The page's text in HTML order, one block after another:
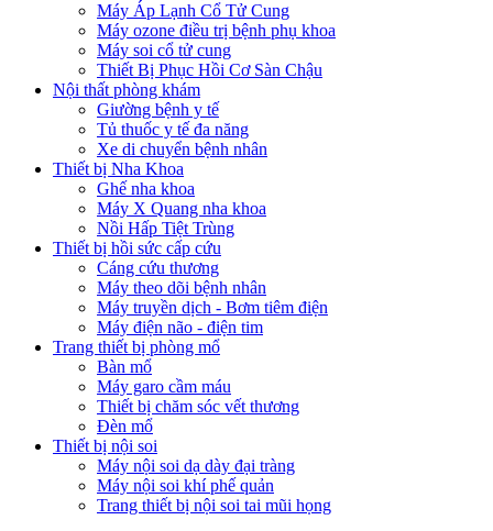
Máy Áp Lạnh Cổ Tử Cung
Máy ozone điều trị bệnh phụ khoa
Máy soi cổ tử cung
Thiết Bị Phục Hồi Cơ Sàn Chậu
Nội thất phòng khám
Giường bệnh y tế
Tủ thuốc y tế đa năng
Xe di chuyển bệnh nhân
Thiết bị Nha Khoa
Ghế nha khoa
Máy X Quang nha khoa
Nồi Hấp Tiệt Trùng
Thiết bị hồi sức cấp cứu
Cáng cứu thương
Máy theo dõi bệnh nhân
Máy truyền dịch - Bơm tiêm điện
Máy điện não - điện tim
Trang thiết bị phòng mổ
Bàn mổ
Máy garo cầm máu
Thiết bị chăm sóc vết thương
Đèn mổ
Thiết bị nội soi
Máy nội soi dạ dày đại tràng
Máy nội soi khí phế quản
Trang thiết bị nội soi tai mũi họng